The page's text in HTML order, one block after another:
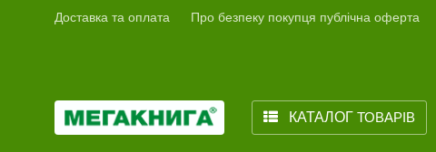
Доставка та оплата Про безпеку покупця публічна оферта
КАТАЛОГТОВАРІВ